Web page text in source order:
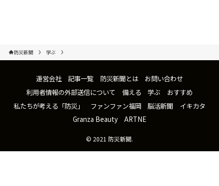
防災新聞 学ぶ
運営会社 記事一覧 防災新聞とは
お問い合わせ
利用者情報の外部送信について
備える 学ぶ
おすすめ
私たちが考える「防災」
ファンファン福岡 脳活新聞
イキカタ
Granza Beauty
ARTNE
© 2021 防災新聞.